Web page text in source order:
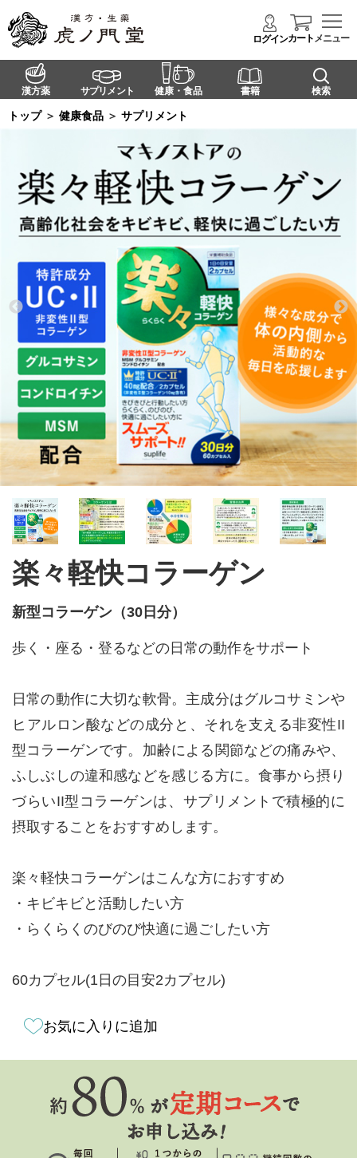
ログインカートメニュー
漢方薬 サプリメント 健康・食品 書籍 検索
トップ ＞ 健康食品 ＞ サプリメント
楽々軽快コラーゲン
新型コラーゲン（30日分）
歩く・座る・登るなどの日常の動作をサポート
日常の動作に大切な軟骨。主成分はグルコサミンや
ヒアルロン酸などの成分と、それを支える非変性II
型コラーゲンです。加齢による関節などの痛みや、
ふしぶしの違和感などを感じる方に。食事から摂り
づらいII型コラーゲンは、サプリメントで積極的に
摂取することをおすすめします。
楽々軽快コラーゲンはこんな方におすすめ
・キビキビと活動したい方
・らくらくのびのび快適に過ごしたい方
60カプセル(1日の目安2カプセル)
お気に入りに追加